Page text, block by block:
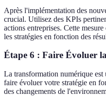
Après l'implémentation des
crucial. Utilisez des KPIs
actions entreprises. Cette
les stratégies en fonction des
Étape 6 : Faire Évoluer
La transformation numérique est
faire évoluer votre stratégie en
des changements de